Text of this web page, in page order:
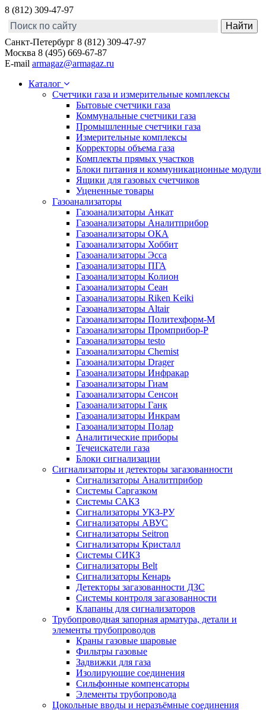
8 (812) 309-47-97
Санкт-Петербург 8 (812) 309-47-97
Москва 8 (495) 669-67-87
E-mail armagaz@armagaz.ru
Каталог
Счетчики газа и измерительные комплексы
Бытовые счетчики газа
Коммунальные счетчики газа
Промышленные счетчики газа
Измерительные комплексы
Корректоры объема газа
Комплекты прямых участков
Блоки питания и коммуникационные модули
Ящики для газовых счетчиков
Уцененные товары
Газоанализаторы
Газоанализаторы Анкат
Газоанализаторы Аналитприбор
Газоанализаторы ОКА
Газоанализаторы Хоббит
Газоанализаторы Эсса
Газоанализаторы ПГА
Газоанализаторы Колион
Газоанализаторы Сеан
Газоанализаторы Riken Keiki
Газоанализаторы Altair
Газоанализаторы Политехформ-М
Газоанализаторы Промприбор-Р
Газоанализаторы testo
Газоанализаторы Chemist
Газоанализаторы Drager
Газоанализаторы Инфракар
Газоанализаторы Гиам
Газоанализаторы Сенсон
Газоанализаторы Ганк
Газоанализаторы Инкрам
Газоанализаторы Полар
Аналитические приборы
Течеискатели газа
Блоки сигнализации
Сигнализаторы и детекторы загазованности
Сигнализаторы Аналитприбор
Системы Саргазком
Системы САКЗ
Сигнализаторы УКЗ-РУ
Сигнализаторы АВУС
Сигнализаторы Seitron
Сигнализаторы Кристалл
Системы СИКЗ
Сигнализаторы Belt
Сигнализаторы Кенарь
Детекторы загазованности ДЗС
Системы контроля загазованности
Клапаны для сигнализаторов
Трубопроводная запорная арматура, детали и
элементы трубопроводов
Краны газовые шаровые
Фильтры газовые
Задвижки для газа
Изолирующие соединения
Сильфонные компенсаторы
Элементы трубопровода
Цокольные вводы и неразъёмные соединения